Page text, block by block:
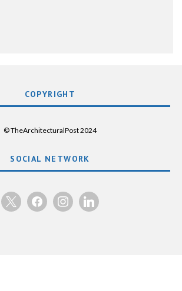
COPYRIGHT
© TheArchitecturalPost 2024
SOCIAL NETWORK
x facebookinstagramlinkedin